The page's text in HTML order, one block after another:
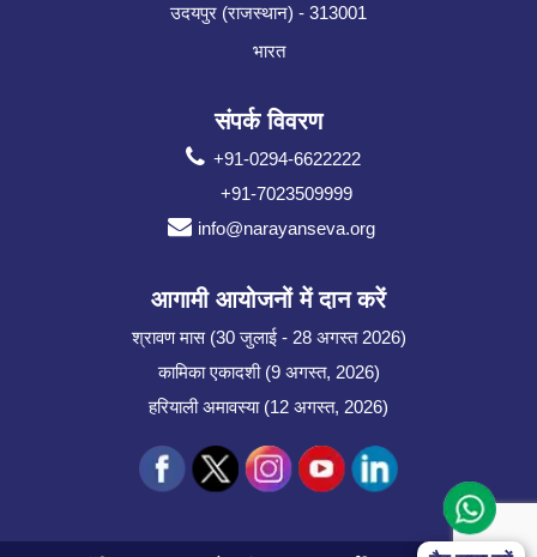
उदयपुर (राजस्थान) - 313001
भारत
संपर्क विवरण
+91-0294-6622222
+91-7023509999
info@narayanseva.org
आगामी आयोजनों में दान करें
श्रावण मास (30 जुलाई - 28 अगस्त 2026)
कामिका एकादशी (9 अगस्त, 2026)
हरियाली अमावस्या (12 अगस्त, 2026)